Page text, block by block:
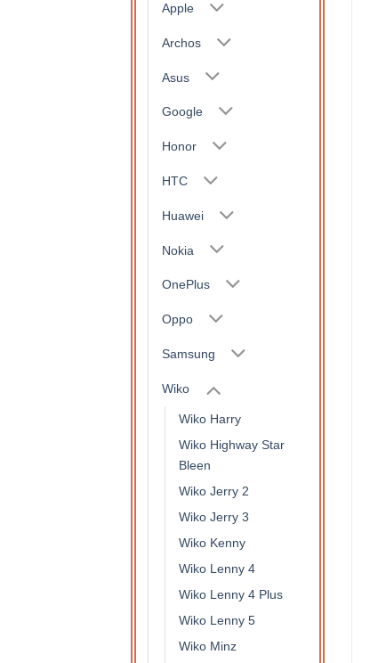
Apple
Archos
Asus
Google
Honor
HTC
Huawei
Nokia
OnePlus
Oppo
Samsung
Wiko
Wiko Harry
Wiko Highway Star
Bleen
Wiko Jerry 2
Wiko Jerry 3
Wiko Kenny
Wiko Lenny 4
Wiko Lenny 4 Plus
Wiko Lenny 5
Wiko Minz